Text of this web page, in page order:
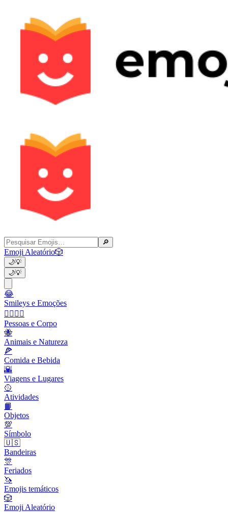
🔎
Emoji Aleatório🎲
🌙💡
🌙💡
😂
Smileys e Emoções
👩‍❤️‍💋‍👨
Pessoas e Corpo
🐝
Animais e Natureza
🍕
Comida e Bebida
🌇
Viagens e Lugares
🥎
Atividades
📙
Objetos
💯
Símbolo
🇺🇸
Bandeiras
🎊
Feriados
🦄
Emojis temáticos
🎲
Emoji Aleatório